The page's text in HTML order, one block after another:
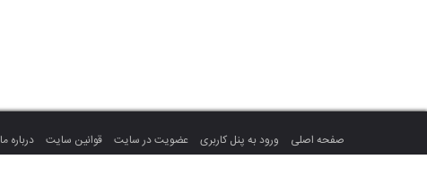
صفحه اصلی ورود به پنل کاربری عضویت در سایت قوانین سایت درباره ما